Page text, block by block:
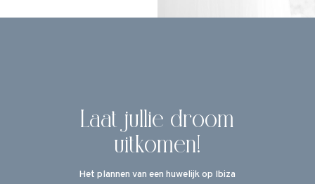
Laat jullie droom
uitkomen!
Het plannen van een huwelijk op Ibiza